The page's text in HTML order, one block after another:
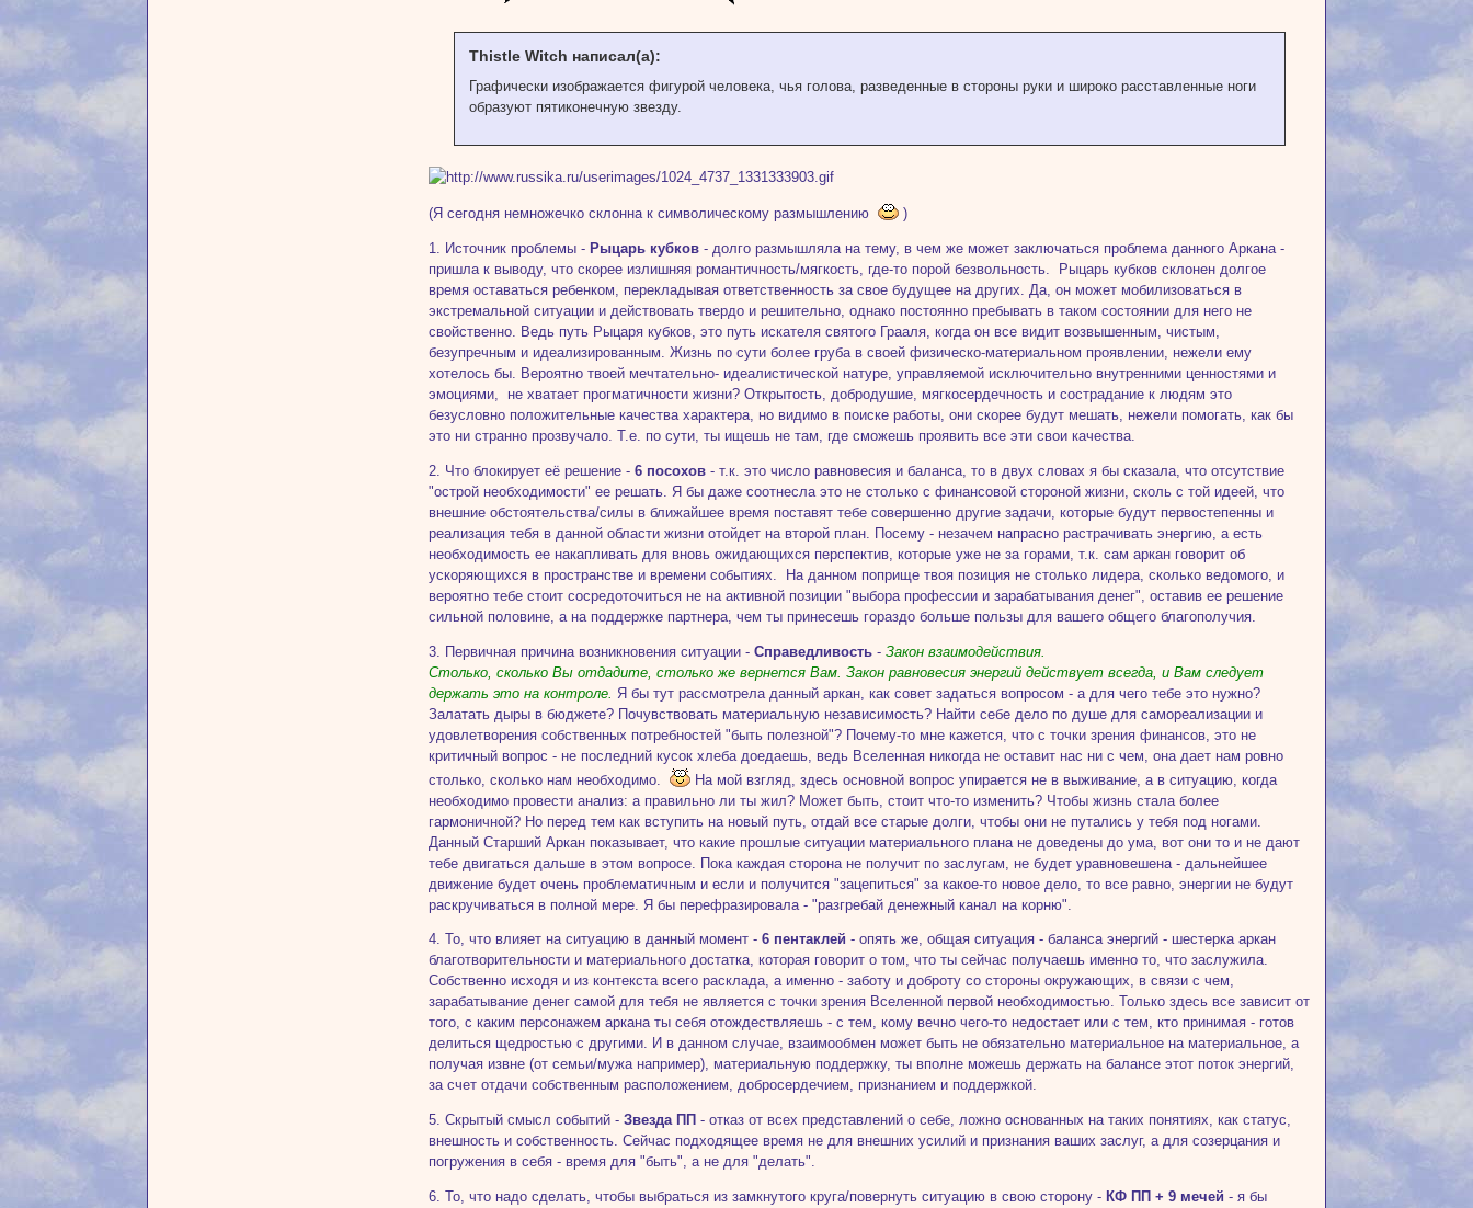
Thistle Witch написал(а):
Графически изображается фигурой человека, чья голова, разведенные в стороны руки и широко расставленные ноги
образуют пятиконечную звезду.
(Я сегодня немножечко склонна к символическому размышлению )
1. Источник проблемы - Рыцарь кубков - долго размышляла на тему, в чем же может заключаться проблема данного Аркана -
пришла к выводу, что скорее излишняя романтичность/мягкость, где-то порой безвольность. Рыцарь кубков склонен долгое
время оставаться ребенком, перекладывая ответственность за свое будущее на других. Да, он может мобилизоваться в
экстремальной ситуации и действовать твердо и решительно, однако постоянно пребывать в таком состоянии для него не
свойственно. Ведь путь Рыцаря кубков, это путь искателя святого Грааля, когда он все видит возвышенным, чистым,
безупречным и идеализированным. Жизнь по сути более груба в своей физическо-материальном проявлении, нежели ему
хотелось бы. Вероятно твоей мечтательно- идеалистической натуре, управляемой исключительно внутренними ценностями и
эмоциями, не хватает прогматичности жизни? Открытость, добродушие, мягкосердечность и сострадание к людям это
безусловно положительные качества характера, но видимо в поиске работы, они скорее будут мешать, нежели помогать, как бы
это ни странно прозвучало. Т.е. по сути, ты ищешь не там, где сможешь проявить все эти свои качества.
2. Что блокирует её решение -6 посохов - т.к. это число равновесия и баланса, то в двух словах я бы сказала, что отсутствие
"острой необходимости" ее решать. Я бы даже соотнесла это не столько с финансовой стороной жизни, сколь с той идеей, что
внешние обстоятельства/силы в ближайшее время поставят тебе совершенно другие задачи, которые будут первостепенны и
реализация тебя в данной области жизни отойдет на второй план. Посему - незачем напрасно растрачивать энергию, а есть
необходимость ее накапливать для вновь ожидающихся перспектив, которые уже не за горами, т.к. сам аркан говорит об
ускоряющихся в пространстве и времени событиях. На данном поприще твоя позиция не столько лидера, сколько ведомого, и
вероятно тебе стоит сосредоточиться не на активной позиции "выбора профессии и зарабатывания денег", оставив ее решение
сильной половине, а на поддержке партнера, чем ты принесешь гораздо больше пользы для вашего общего благополучия.
3. Первичная причина возникновения ситуации -Справедливость -Закон взаимодействия.
Столько, сколько Вы отдадите, столько же вернется Вам. Закон равновесия энергий действует всегда, и Вам следует
держать это на контроле. Я бы тут рассмотрела данный аркан, как совет задаться вопросом - а для чего тебе это нужно?
Залатать дыры в бюджете? Почувствовать материальную независимость? Найти себе дело по душе для самореализации и
удовлетворения собственных потребностей "быть полезной"? Почему-то мне кажется, что с точки зрения финансов, это не
критичный вопрос - не последний кусок хлеба доедаешь, ведь Вселенная никогда не оставит нас ни с чем, она дает нам ровно
столько, сколько нам необходимо.
На мой взгляд, здесь основной вопрос упирается не в выживание, а в ситуацию, когда
необходимо провести анализ: а правильно ли ты жил? Может быть, стоит что-то изменить? Чтобы жизнь стала более
гармоничной? Но перед тем как вступить на новый путь, отдай все старые долги, чтобы они не путались у тебя под ногами.
Данный Старший Аркан показывает, что какие прошлые ситуации материального плана не доведены до ума, вот они то и не дают
тебе двигаться дальше в этом вопросе. Пока каждая сторона не получит по заслугам, не будет уравновешена - дальнейшее
движение будет очень проблематичным и если и получится "зацепиться" за какое-то новое дело, то все равно, энергии не будут
раскручиваться в полной мере. Я бы перефразировала - "разгребай денежный канал на корню".
4. То, что влияет на ситуацию в данный момент -6 пентаклей - опять же, общая ситуация - баланса энергий - шестерка аркан
благотворительности и материального достатка, которая говорит о том, что ты сейчас получаешь именно то, что заслужила.
Собственно исходя и из контекста всего расклада, а именно - заботу и доброту со стороны окружающих, в связи с чем,
зарабатывание денег самой для тебя не является с точки зрения Вселенной первой необходимостью. Только здесь все зависит от
того, с каким персонажем аркана ты себя отождествляешь - с тем, кому вечно чего-то недостает или с тем, кто принимая - готов
делиться щедростью с другими. И в данном случае, взаимообмен может быть не обязательно материальное на материальное, а
получая извне (от семьи/мужа например), материальную поддержку, ты вполне можешь держать на балансе этот поток энергий,
за счет отдачи собственным расположением, добросердечием, признанием и поддержкой.
5. Скрытый смысл событий -Звезда ПП - отказ от всех представлений о себе, ложно основанных на таких понятиях, как статус,
внешность и собственность. Сейчас подходящее время не для внешних усилий и признания ваших заслуг, а для созерцания и
погружения в себя - время для "быть", а не для "делать".
6. То, что надо сделать, чтобы выбраться из замкнутого круга/повернуть ситуацию в свою сторону - КФ ПП + 9 мечей - я бы